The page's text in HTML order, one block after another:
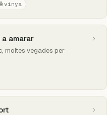
vinya
amarar
moltes vegades per